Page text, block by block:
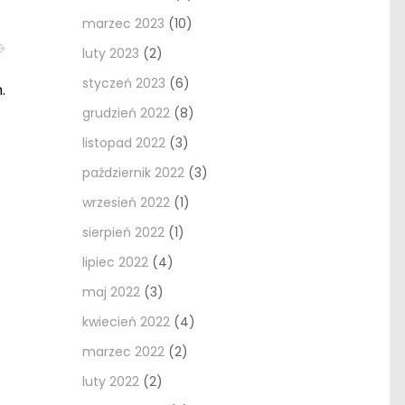
marzec 2023 (10)
luty 2023 (2)
styczeń 2023 (6)
grudzień 2022 (8)
listopad 2022 (3)
październik 2022 (3)
wrzesień 2022 (1)
sierpień 2022 (1)
lipiec 2022 (4)
maj 2022 (3)
kwiecień 2022 (4)
marzec 2022 (2)
luty 2022 (2)